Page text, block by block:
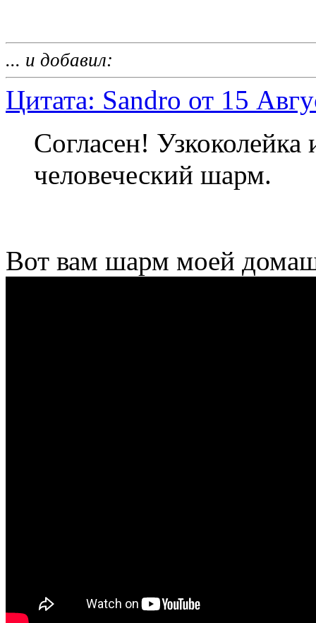
... и добавил:
Цитата: Sandro от 15
Согласен! Узкоколейка
человеческий шарм.
Вот вам шарм моей